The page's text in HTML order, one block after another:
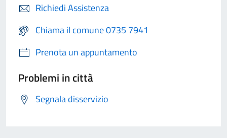
Richiedi Assistenza
Chiama il comune 0735 7941
Prenota un appuntamento
Problemi in città
Segnala disservizio